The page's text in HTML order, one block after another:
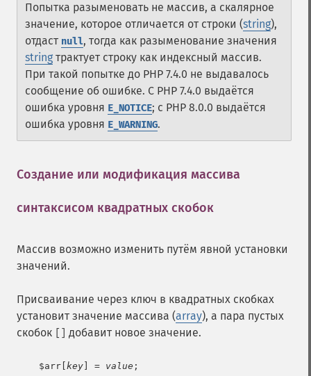
Попытка разыменовать не массив, а скалярное
значение, которое отличается от строки (string),
отдаст null, тогда как разыменование значения
string трактует строку как индексный массив.
При такой попытке до PHP 7.4.0 не выдавалось
сообщение об ошибке. С PHP 7.4.0 выдаётся
ошибка уровня E_NOTICE; с PHP 8.0.0 выдаётся
ошибка уровня E_WARNING.
Создание или модификация массива
синтаксисом квадратных скобок
Массив возможно изменить путём явной установки
значений.
Присваивание через ключ в квадратных скобках
установит значение массива (array), а пара пустых
скобок
добавит новое значение.
    $arr[
key ] = value ;